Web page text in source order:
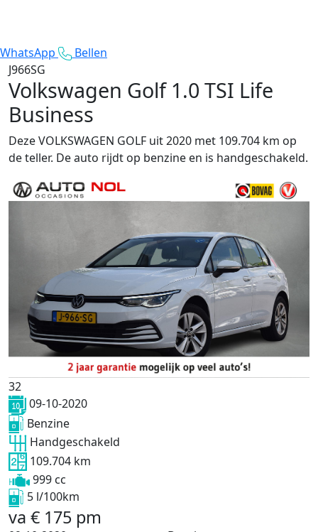
WhatsApp
Bellen
J966SG
Volkswagen Golf 1.0 TSI Life
Business
Deze VOLKSWAGEN GOLF uit 2020 met 109.704 km op
de teller. De auto rijdt op benzine en is handgeschakeld.
32
09-10-2020
Benzine
Handgeschakeld
109.704 km
999 cc
5 l/100km
va € 175 pm